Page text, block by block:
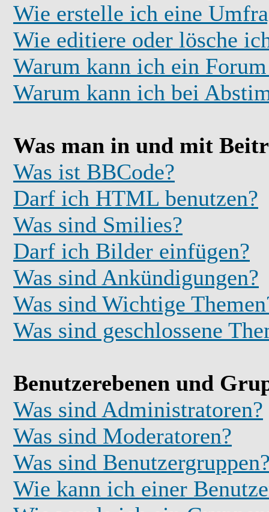
Wie erstelle ich eine
Wie editiere oder lösche
Warum kann ich ein
Warum kann ich bei
Was man in und mit
Was ist BBCode?
Darf ich HTML benutzen?
Was sind Smilies?
Darf ich Bilder einfügen?
Was sind Ankündigungen?
Was sind Wichtige
Was sind geschlossene
Benutzerebenen und
Was sind Administratoren?
Was sind Moderatoren?
Was sind
Wie kann ich einer